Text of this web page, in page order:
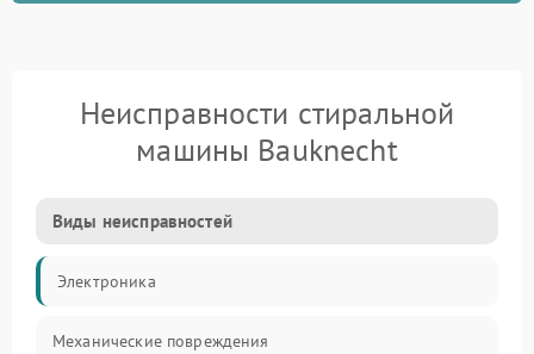
Неисправности стиральной
машины Bauknecht
Виды неисправностей
Электроника
Механические повреждения